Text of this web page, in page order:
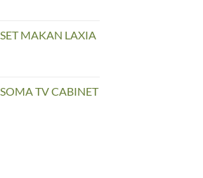
SET MAKAN LAXIA
SOMA TV CABINET